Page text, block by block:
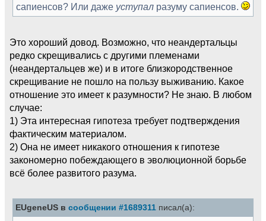
сапиенсов? Или даже уступал разуму сапиенсов.
Это хороший довод. Возможно, что неандертальцы
редко скрещивались с другими племенами
(неандертальцев же) и в итоге близкородственное
скрещивание не пошло на пользу выживанию. Какое
отношение это имеет к разумности? Не знаю. В любом
случае:
1) Эта интересная гипотеза требует подтверждения
фактическим материалом.
2) Она не имеет никакого отношения к гипотезе
закономерно побеждающего в эволюционной борьбе
всё более развитого разума.
EUgeneUS в сообщении #1689311 писал(а):